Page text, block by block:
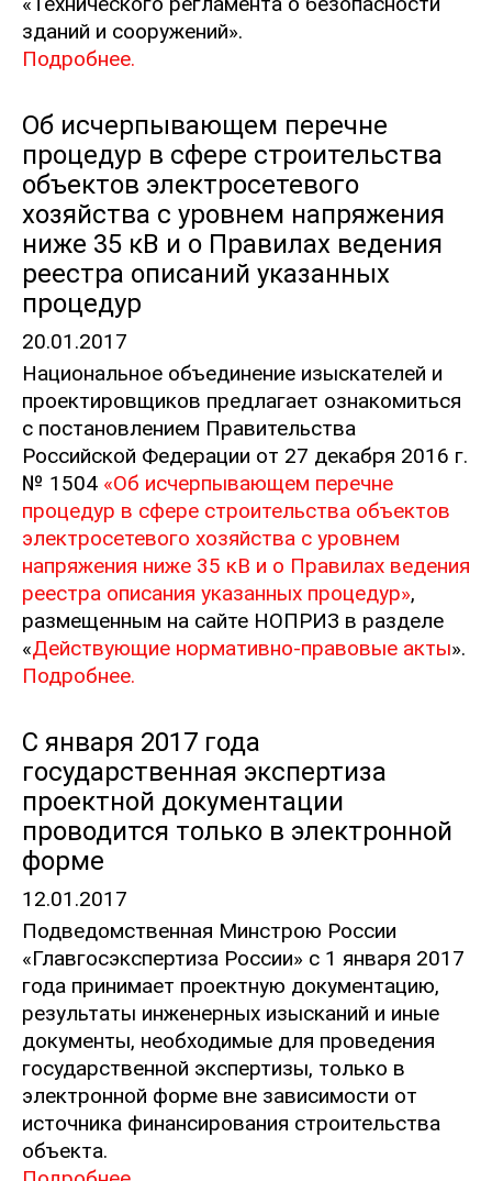
зданий и сооружений».
Подробнее.
Об исчерпывающем перечне
процедур в сфере строительства
объектов электросетевого
хозяйства с уровнем напряжения
ниже 35 кВ и о Правилах ведения
реестра описаний указанных
процедур
20.01.2017
Национальное объединение изыскателей и
проектировщиков предлагает ознакомиться
с постановлением Правительства
Российской Федерации от 27 декабря 2016 г.
№ 1504 «Об исчерпывающем перечне
процедур в сфере строительства объектов
электросетевого хозяйства с уровнем
напряжения ниже 35 кВ и о Правилах ведения
реестра описания указанных процедур»,
размещенным на сайте НОПРИЗ в разделе
«Действующие нормативно-правовые акты».
Подробнее.
С января 2017 года
государственная экспертиза
проектной документации
проводится только в электронной
форме
12.01.2017
Подведомственная Минстрою России
«Главгосэкспертиза России» с 1 января 2017
года принимает проектную документацию,
результаты инженерных изысканий и иные
документы, необходимые для проведения
государственной экспертизы, только в
электронной форме вне зависимости от
источника финансирования строительства
объекта.